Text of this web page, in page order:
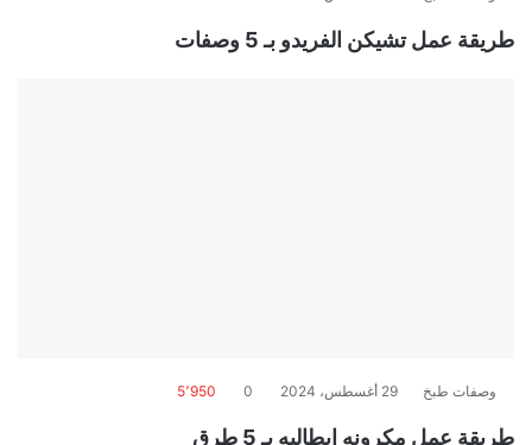
طريقة عمل تشيكن الفريدو بـ 5 وصفات
وصفات طبخ 29 أغسطس، 2024 0 5٬950
طريقة عمل مكرونه ايطاليه بـ 5 طرق